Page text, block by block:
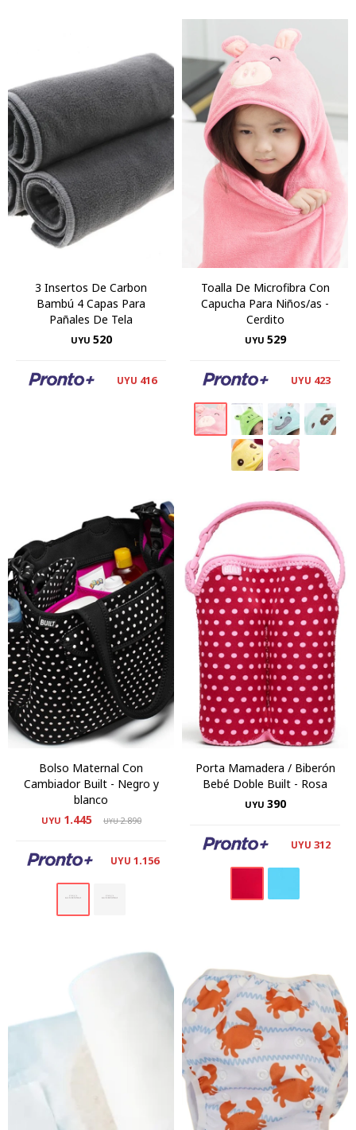
3 Insertos De Carbon
Bambú 4 Capas Para
Pañales De Tela
UYU 520
UYU 416
Toalla De Microfibra Con
Capucha Para Niños/as -
Cerdito
UYU 529
UYU 423
Bolso Maternal Con
Cambiador Built - Negro y
blanco
UYU 1.445 UYU2.890
UYU 1.156
Porta Mamadera / Biberón
Bebé Doble Built - Rosa
UYU 390
UYU 312